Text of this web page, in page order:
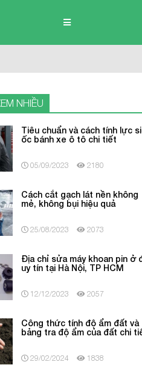
NHIỀU
Tiêu chuẩn và cách tính lực
ốc bánh xe ô tô chi tiết
05/09/2023 2180
Cách cắt gạch lát nền không
mẻ, không bụi hiệu quả
25/08/2023 2073
Địa chỉ sửa máy khoan pin ở
uy tín tại Hà Nội, TP HCM
12/12/2023 2057
Công thức tính độ ẩm đất và
bảng tra độ ẩm của đất chi
29/02/2024 1838